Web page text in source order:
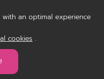
1,000
an optimal experience
cookies .